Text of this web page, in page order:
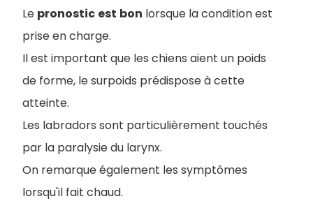
Le pronostic est bon lorsque la condition est
prise en charge.
Il est important que les chiens aient un poids
de forme, le surpoids prédispose à cette
atteinte.
Les labradors sont particulièrement touchés
par la paralysie du larynx.
On remarque également les symptômes
lorsqu'il fait chaud.